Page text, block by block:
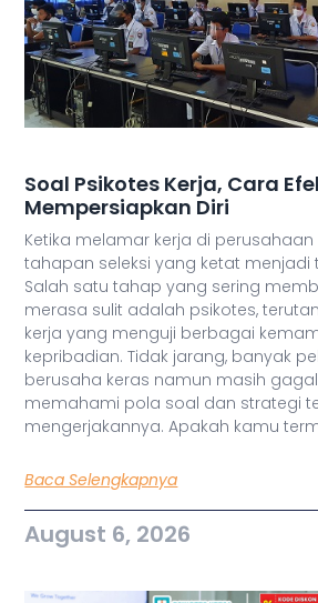
Soal Psikotes Kerja, Cara
Mempersiapkan Diri
Ketika melamar kerja di perusahaan
tahapan seleksi yang ketat
Salah satu tahap yang sering
merasa sulit adalah psikotes,
kerja yang menguji berbagai
kepribadian. Tidak jarang, banyak
berusaha keras namun masih
memahami pola soal dan strategi
mengerjakannya. Apakah kamu
Baca Selengkapnya
August 6, 2026